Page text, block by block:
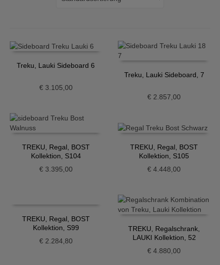
Treku, Lauki Sideboard 6
€3.105,00
Treku, Lauki Sideboard, 7
€ 2.857,00
TREKU, Regal, BOST
Kollektion, S104
€3.395,00
TREKU, Regal, BOST
Kollektion, S105
€ 4.448,00
TREKU, Regal, BOST
Kollektion, S99
€2.284,80
TREKU, Regalschrank,
LAUKI Kollektion, 52
€ 4.880,00